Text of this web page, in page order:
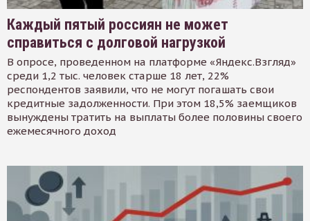
Каждый пятый россиян не может
справиться с долговой нагрузкой
В опросе, проведенном на платформе «Яндекс.Взгляд»
среди 1,2 тыс. человек старше 18 лет, 22%
респондентов заявили, что не могут погашать свои
кредитные задолженности. При этом 18,5% заемщиков
вынуждены тратить на выплаты более половины своего
ежемесячного доход